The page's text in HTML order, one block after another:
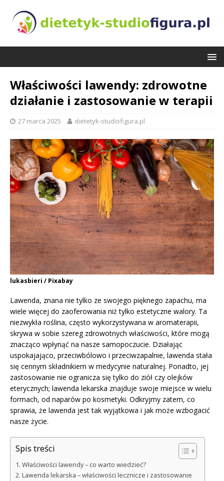
Właściwości lawendy: zdrowotne
działanie i zastosowanie w terapii
27 marca 2025 dietetyk-studiofigura.pl
lukasbieri / Pixabay
Lawenda, znana nie tylko ze swojego pięknego zapachu, ma
wiele więcej do zaoferowania niż tylko estetyczne walory. Ta
niezwykła roślina, często wykorzystywana w aromaterapii,
skrywa w sobie szereg zdrowotnych właściwości, które mogą
znacząco wpłynąć na nasze samopoczucie. Działając
uspokajająco, przeciwbólowo i przeciwzapalnie, lawenda stała
się cennym składnikiem w medycynie naturalnej. Ponadto, jej
zastosowanie nie ogranicza się tylko do ziół czy olejków
eterycznych; lawenda lekarska znajduje swoje miejsce w wielu
formach, od naparów po kosmetyki. Odkryjmy zatem, co
sprawia, że lawenda jest tak wyjątkowa i jak może wzbogacić
nasze życie.
Spis treści
Właściwości lawendy – co warto wiedzieć?
Lawenda lekarska – właściwości lecznicze i zastosowanie